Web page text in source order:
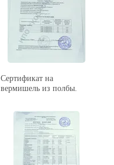
Сертификат на
вермишель из полбы.